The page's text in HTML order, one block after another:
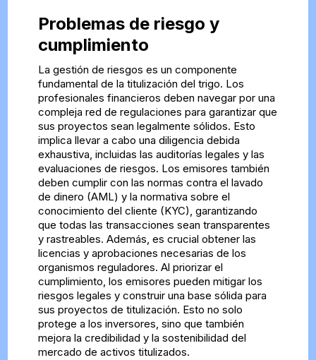
Problemas de riesgo y
cumplimiento
La gestión de riesgos es un componente
fundamental de la titulización del trigo. Los
profesionales financieros deben navegar por una
compleja red de regulaciones para garantizar que
sus proyectos sean legalmente sólidos. Esto
implica llevar a cabo una diligencia debida
exhaustiva, incluidas las auditorías legales y las
evaluaciones de riesgos. Los emisores también
deben cumplir con las normas contra el lavado
de dinero (AML) y la normativa sobre el
conocimiento del cliente (KYC), garantizando
que todas las transacciones sean transparentes
y rastreables. Además, es crucial obtener las
licencias y aprobaciones necesarias de los
organismos reguladores. Al priorizar el
cumplimiento, los emisores pueden mitigar los
riesgos legales y construir una base sólida para
sus proyectos de titulización. Esto no solo
protege a los inversores, sino que también
mejora la credibilidad y la sostenibilidad del
mercado de activos titulizados.